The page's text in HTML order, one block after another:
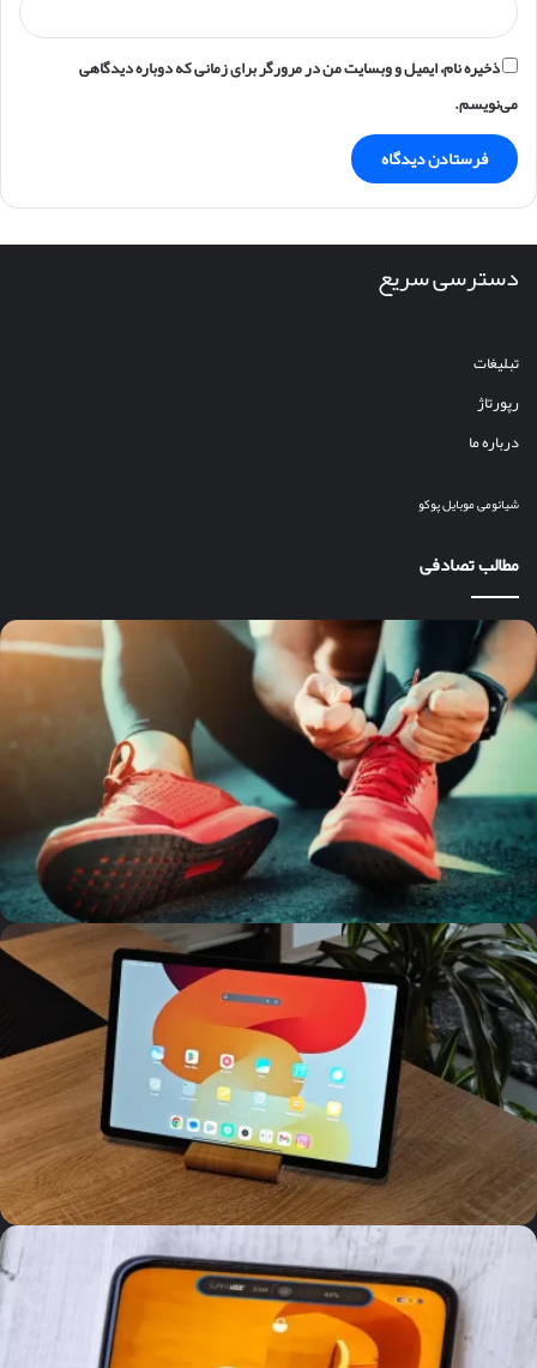
ذخیره نام، ایمیل و وبسایت من در مرورگر برای زمانی که دوباره دیدگاهی
می‌نویسم.
دسترسی سریع
تبلیغات
رپورتاژ
درباره ما
شیائومیموبایلپوکو
مطالب تصادفی